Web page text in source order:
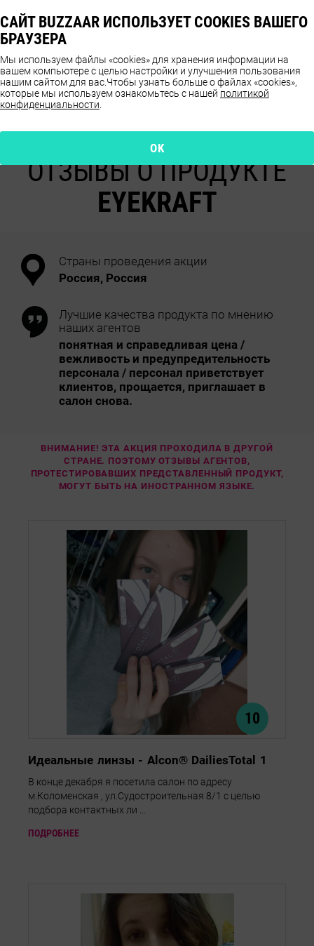
9.7
ОТЗЫВЫ О ПРОДУКТЕ
EYEKRAFT
Страны проведения акции
Россия, Россия
Лучшие качества продукта по мнению
наших агентов
понятная и справедливая цена /
вежливость и предупредительность
персонала / персонал приветствует
клиентов, прощается, приглашает в
салон снова.
ВНИМАНИЕ! ЭТА АКЦИЯ ПРОХОДИЛА В ДРУГОЙ
СТРАНЕ. ПОЭТОМУ ОТЗЫВЫ АГЕНТОВ,
ПРОТЕСТИРОВАВШИХ ПРЕДСТАВЛЕННЫЙ ПРОДУКТ,
МОГУТ БЫТЬ НА ИНОСТРАННОМ ЯЗЫКЕ.
10
Идеальные линзы - Alcon® DailiesTotal 1
В конце декабря я посетила салон по адресу
м.Коломенская , ул.Судостроительная 8/1 с целью
подбора контактных ли ...
ПОДРОБНЕЕ
САЙТ BUZZAAR ИСПОЛЬЗУЕТ COOKIES ВАШЕГО
БРАУЗЕРА
Мы используем файлы «cookies» для хранения информации на
вашем компьютере с целью настройки и улучшения пользования
нашим сайтом для вас. Чтобы узнать больше о файлах «cookies»,
которые мы используем ознакомьтесь с нашей политикой
конфиденциальности
OK